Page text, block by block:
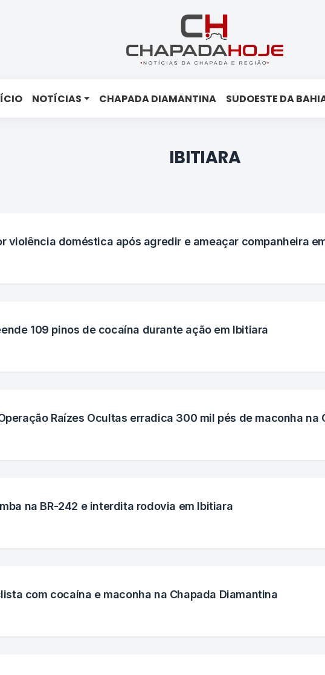
NOTÍCIAS CHAPADA DIAMANTINA SUDOESTE DA
IBITIARA
violência doméstica após agredir e ameaçar companheira
109 pinos de cocaína durante ação em Ibitiara
Raízes Ocultas erradica 300 mil pés de maconha na
na BR-242 e interdita rodovia em Ibitiara
com cocaína e maconha na Chapada Diamantina